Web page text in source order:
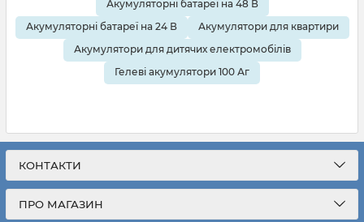
Акумуляторні батареї на 48 В
Акумуляторні батареї на 24 В
Акумулятори для квартири
Акумулятори для дитячих електромобілів
Гелеві акумулятори 100 Аг
КОНТАКТИ
ПРО МАГАЗИН